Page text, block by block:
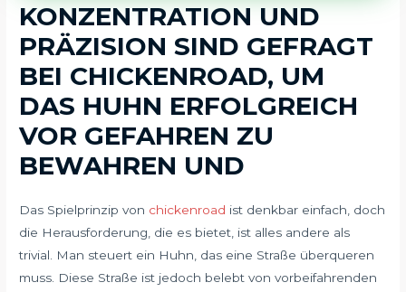
KONZENTRATION UND
PRÄZISION SIND GEFRAGT
BEI CHICKENROAD, UM
DAS HUHN ERFOLGREICH
VOR GEFAHREN ZU
BEWAHREN UND
Das Spielprinzip von chickenroad ist denkbar einfach, doch
die Herausforderung, die es bietet, ist alles andere als
trivial. Man steuert ein Huhn, das eine Straße überqueren
muss. Diese Straße ist jedoch belebt von vorbeifahrenden